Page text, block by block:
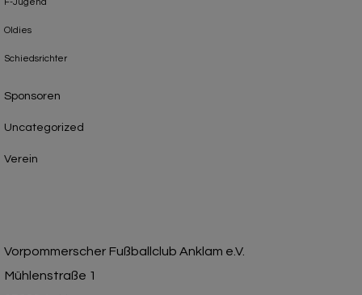
F-Jugend
Oldies
Schiedsrichter
Sponsoren
Uncategorized
Verein
Vorpommerscher Fußballclub Anklam e.V.
Mühlenstraße 1